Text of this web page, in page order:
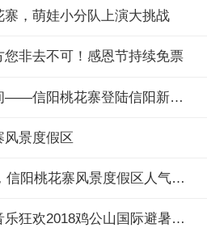
，萌娃小分队上演大挑战
非去不可！感恩节持续免票
出城半小时，入画山水间——信阳桃花寨登陆信阳新闻联播
风景度假区
2018国庆大考圆满完成，信阳桃花寨风景度假区人气满满
云雾缭绕、养生盛宴、音乐狂欢2018鸡公山国际避暑文化节盛大开幕